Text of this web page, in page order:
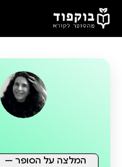
דלג לתוכן הראשי
המלצה על הסופר —